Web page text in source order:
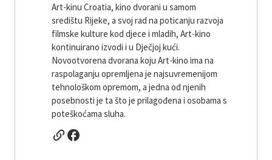
Art-kinu Croatia, kino dvorani u samom
središtu Rijeke, a svoj rad na poticanju razvoja
filmske kulture kod djece i mladih, Art-kino
kontinuirano izvodi i u Dječjoj kući.
Novootvorena dvorana koju Art-kino ima na
raspolaganju opremljena je najsuvremenijom
tehnološkom opremom, a jedna od njenih
posebnosti je ta što je prilagođena i osobama s
poteškoćama sluha.